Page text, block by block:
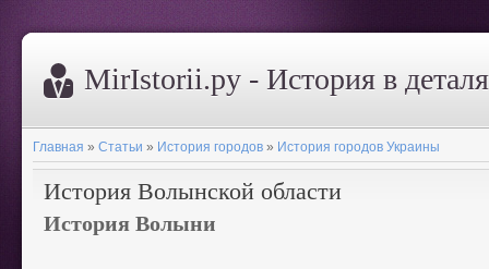
MirIstorii.ру - История в
Главная » Статьи » История городов » История городов Украины
История Волынской области
История Волыни